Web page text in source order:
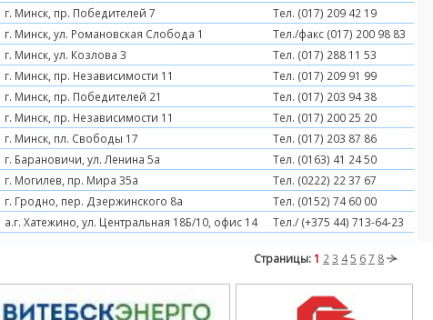
г. Минск, пр. Победителей 7
Тел. (017) 209 42 19
г. Минск, ул. Романовская Слобода 1
Тел./факс (017) 200 98 83
г. Минск, ул. Козлова 3
Тел. (017) 288 11 53
г. Минск, пр. Независимости 11
Тел. (017) 209 91 99
г. Минск, пр. Победителей 21
Тел. (017) 203 94 38
г. Минск, пр. Независимости 11
Тел. (017) 200 25 20
г. Минск, пл. Свободы 17
Тел. (017) 203 87 86
г. Барановичи, ул. Ленина 5а
Тел. (0163) 41 24 50
г. Могилев, пр. Мира 35а
Тел. (0222) 22 37 67
г. Гродно, пер. Дзержинского 8а
Тел. (0152) 74 60 00
а.г. Хатежино, ул. Центральная 18Б/10, офис 14 Тел./ (+375 44) 713-64-23
Страницы: 1 2 3 45 67 8